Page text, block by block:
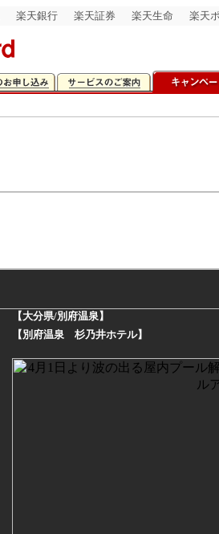
楽天銀行 楽天証券 楽天生命 楽天
【大分県/別府温泉】
【別府温泉 杉乃井ホテル】